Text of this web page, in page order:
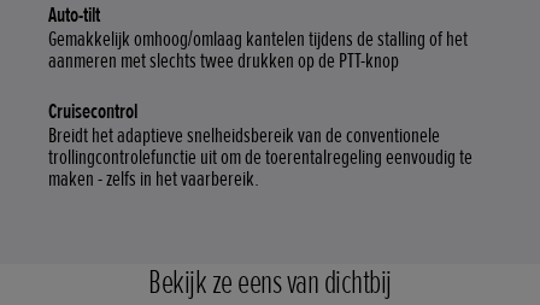
Auto-tilt
Gemakkelijk omhoog/omlaag kantelen tijdens de stalling of het
aanmeren met slechts twee drukken op de PTT-knop
Cruisecontrol
Breidt het adaptieve snelheidsbereik van de conventionele
trollingcontrolefunctie uit om de toerentalregeling eenvoudig te
maken - zelfs in het vaarbereik.
Bekijk ze eens van dichtbij